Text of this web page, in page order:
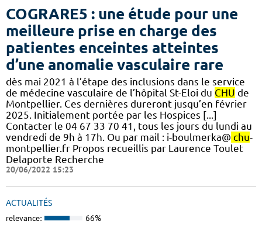
COGRARE5 : une étude pour une
meilleure prise en charge des
patientes enceintes atteintes
d’une anomalie vasculaire rare
dès mai 2021 à l’étape des inclusions dans le service
de médecine vasculaire de l’hôpital St-Eloi du CHU de
Montpellier. Ces dernières dureront jusqu’en février
2025. Initialement portée par les Hospices [...]
Contacter le 04 67 33 70 41, tous les jours du lundi au
vendredi de 9h à 17h. Ou par mail : i-boulmerka@ chu-
montpellier.fr Propos recueillis par Laurence Toulet
Delaporte Recherche
20/06/2022 15:23
ACTUALITÉS
relevance: 66%